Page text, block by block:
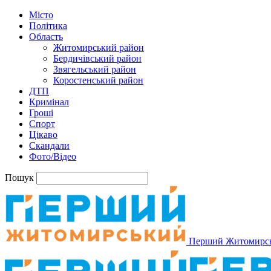
Місто
Політика
Область
Житомирський район
Бердичівський район
Звягельський район
Коростенський район
ДТП
Кримінал
Гроші
Спорт
Цікаво
Скандали
Фото/Відео
Пошук
Перший